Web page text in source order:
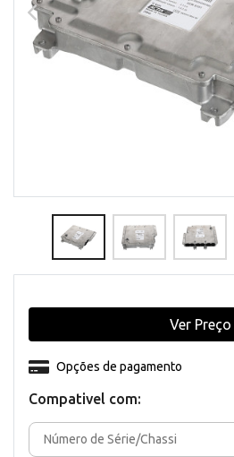
Compativel com:
Opções de pagamento
Ver Preço